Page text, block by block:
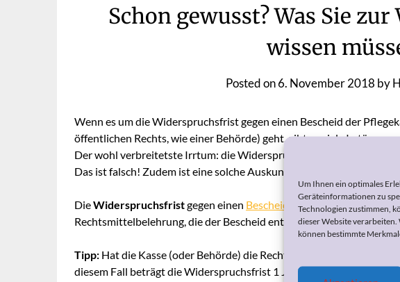
Um Ihnen ein optimales
Geräteinformationen zu
Technologien zustimmen,
dieser Website
können bestimmte
Schon gewusst? Was Sie
wissen
Posted on6. November 2018 by
Wenn es um die Widerspruchsfrist gegen einen Bescheid der
öffentlichen Rechts, wie einer Behörde) geht, gibt es viele Irrtümer.
Der wohl verbreitetste Irrtum: die Widerspruchsfrist sei 4 Wochen.
Das ist falsch! Zudem ist eine solche Auskunft zum Nachteil des
DieWiderspruchsfristgegen einen Bescheid beträgtimmer 1
Rechtsmittelbelehrung, die der Bescheid enthalten muss.
Tipp: Hat die Kasse (oder Behörde) die Rechtsmittelbelehrung
diesem Fall beträgt die Widerspruchsfrist 1 Jahr.